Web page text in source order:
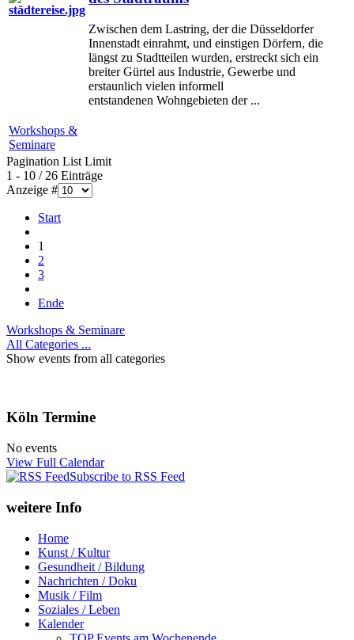
Zwischen dem Lastring, der die Düsseldorfer
Innenstadt einrahmt, und einstigen Dörfern, die
längst zu Stadtteilen wurden, erstreckt sich ein
breiter Gürtel aus Industrie, Gewerbe und
erstaunlich vielen informell
entstandenen Wohngebieten der ...
Workshops &
Seminare
Pagination List Limit
1 - 10 / 26 Einträge
Anzeige #
Start
1
2
3
Ende
Workshops & Seminare
All Categories ...
Show events from all categories
Köln Termine
No events
View Full Calendar
Subscribe to RSS Feed
weitere Info
Home
Kunst / Kultur
Gesundheit / Bildung
Nachrichten / Doku
Musik / Film
Soziales / Leben
Kalender